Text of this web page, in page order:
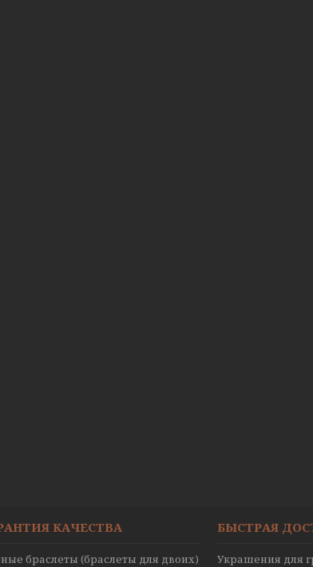
КАЧЕСТВА
браслеты (браслеты для двоих)
БЫСТРАЯ
Украшения для